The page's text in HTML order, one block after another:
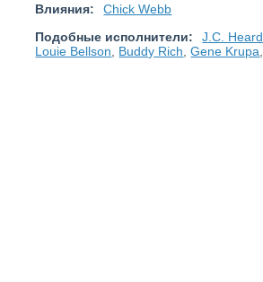
Влияния:
Chick Webb
Подобные исполнители:
J.C. Heard
Louie Bellson
Buddy Rich ,Gene Krupa